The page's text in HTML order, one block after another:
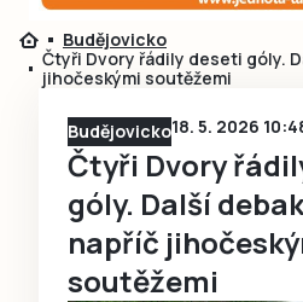
Budějovicko
Čtyři Dvory řádily deseti góly.
jihočeskými soutěžemi
Budějovicko18. 5. 2026
Čtyři Dvory
góly. Další
napříč
soutěžemi